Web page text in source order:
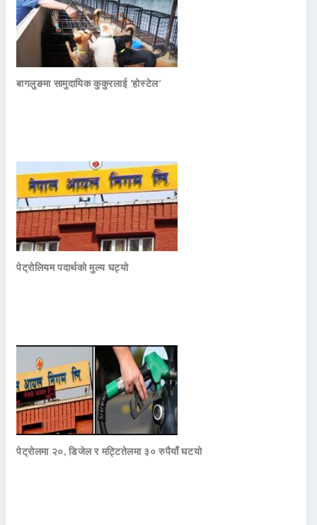
बागलुङमा सामुदायिक कुकुरलाई ‘होस्टेल’
पेट्रोलियम पदार्थको मुल्य घट्यो
पेट्रोलमा २०, डिजेल र मट्टितेलमा ३० रुपैयाँ घटयो